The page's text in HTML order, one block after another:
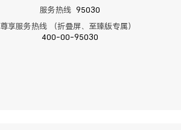
服务热线 95030
尊享服务热线 （折叠屏、至臻版专属）
400-00-95030